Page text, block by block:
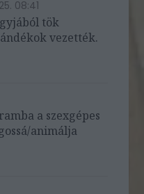
08:41
tök
vezették.
a szexgépes
animálja